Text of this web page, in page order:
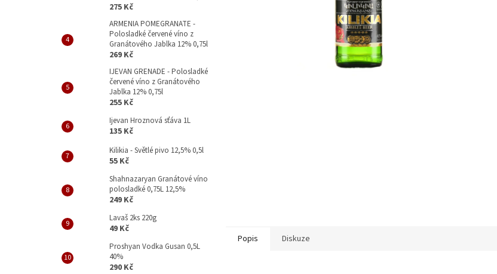
275 Kč
ARMENIA POMEGRANATE -
Polosladké červené víno z
Granátového Jablka 12% 0,75l
269 Kč
IJEVAN GRENADE - Polosladké
červené víno z Granátového
Jablka 12% 0,75l
255 Kč
Ijevan Hroznová sťáva 1L
135 Kč
Kilikia - Světlé pivo 12,5% 0,5l
55 Kč
Shahnazaryan Granátové víno
polosladké 0,75L 12,5%
249 Kč
Lavaš 2ks 220g
49 Kč
Proshyan Vodka Gusan 0,5L
40%
290 Kč
Popis Diskuze